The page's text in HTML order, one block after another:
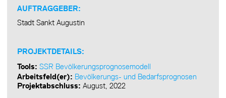
AUFTRAGGEBER:
Stadt Sankt Augustin
PROJEKTDETAILS:
Tools: SSR Bevölkerungsprognosemodell
Arbeitsfeld(er): Bevölkerungs- und Bedarfsprognosen
Projektabschluss: August, 2022